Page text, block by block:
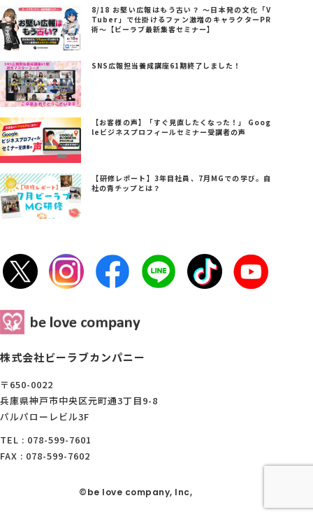
8/18 お堅い広報はもう古い？ ～日本発の文化「V
Tuber」で仕掛けるファン激増のキャラクターPR
術～【ビーラブ最新集客セミナー】
SNS広報担当養成講座61期終了しました！
【お客様の声】「すぐ見直したくなった！」 Goog
leビジネスプロフィールセミナー受講者の声
【研修レポート】3年目社員、7月MGでの学び。自
社の青チップとは？
株式会社ビーラブカンパニー
〒650-0022
兵庫県神戸市中央区元町通3丁目9-8
パルパローレビル3F
TEL : 078-599-7601
FAX : 078-599-7602
©be love company, Inc,